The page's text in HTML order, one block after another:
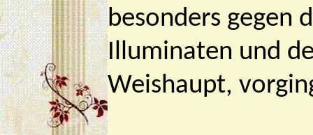
besonders gegen
Illuminaten und
Weishaupt,